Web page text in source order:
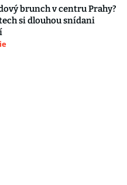
brunch v centru Prahy?
si dlouhou snídani